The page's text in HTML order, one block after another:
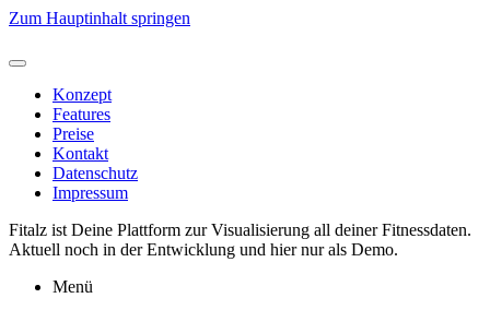
Zum Hauptinhalt springen
Konzept
Features
Preise
Kontakt
Datenschutz
Impressum
Fitalz ist Deine Plattform zur Visualisierung all deiner Fitnessdaten.
Aktuell noch in der Entwicklung und hier nur als Demo.
Menü